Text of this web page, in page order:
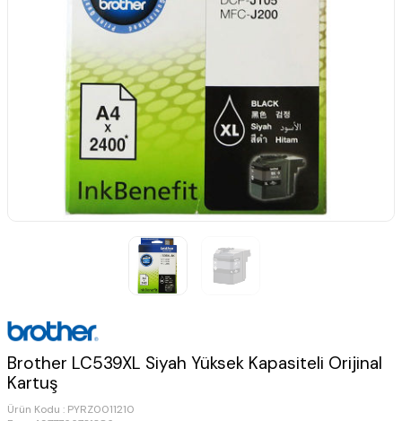
Brother LC539XL Siyah Yüksek Kapasiteli Orijinal
Kartuş
Ürün Kodu : PYRZ0011210